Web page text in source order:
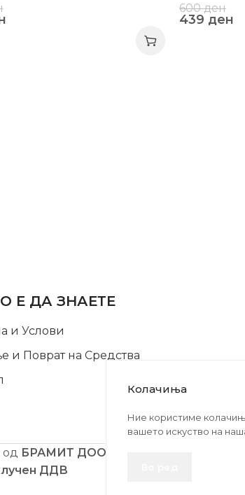
600ден
439 ден
Е ДА ЗНАЕТЕ
и Услови
и Поврат на Средства
од БРАМИТ ДООЕЛ
ДДВ
Колачиња
Ние користиме
вашето искуство на